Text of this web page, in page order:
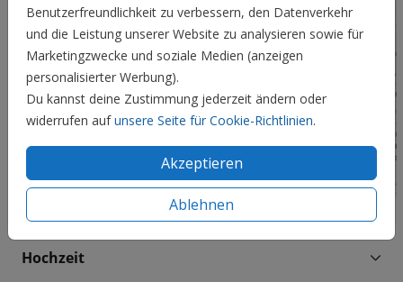
Benutzerfreundlichkeit zu verbessern, den Datenverkehr
und die Leistung unserer Website zu analysieren sowie für
Marketingzwecke und soziale Medien (anzeigen
personalisierter Werbung).
Du kannst deine Zustimmung jederzeit ändern oder
widerrufen aufunsere Seite für Cookie-Richtlinien.
Akzeptieren
Ablehnen
Hochzeit